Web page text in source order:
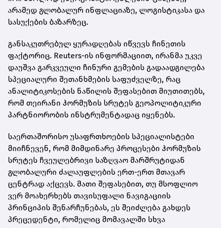
არამედ გლობალურ ინფლაციაზე, ლოგისტიკასა და
სასუქების ბაზარზეც.
განსაკუთრებულ ყურადღებას იწვევს ჩინეთის
ფაქტორიც. Reuters-ის ინფორმაციით, ირანმა უკვე
დაუშვა გარკვეული ჩინური გემების გადაადგილება
სპეციალური შეთანხმების საფუძველზე, რაც
ანალიტიკოსების ნაწილის შეფასებით მიუთითებს,
რომ თეირანი ჰორმუზის სრუტეს გეოპოლიტიკური
პარტნიორობის ინსტრუმენტადაც იყენებს.
საერთაშორისო უსაფრთხოების სპეციალისტები
მიიჩნევენ, რომ მიმდინარე პროცესები ჰორმუზის
სრუტეს ჩვეულებრივი საზღვაო მარშრუტიდან
გლობალური ძალაუფლების ერთ-ერთ მთავარ
ცენტრად აქცევს. მათი შეფასებით, თუ მსოფლიო
ვერ მოახერხებს თავისუფალი ნავიგაციის
პრინციპის შენარჩუნებას, ეს შეიძლება გახდეს
პრეცედენტი, რომელიც მომავალში სხვა